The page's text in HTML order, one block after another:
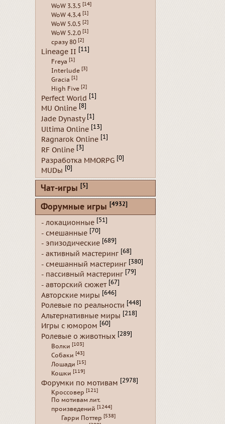
WoW 3.3.5 [14]
WoW 4.3.4 [1]
WoW 5.0.5 [2]
WoW 5.2.0 [1]
сразу 80 [2]
Lineage II [11]
Freya [1]
Interlude [3]
Gracia [1]
High Five [2]
Perfect World [1]
MU Online [8]
Jade Dynasty [1]
Ultima Online [13]
Ragnarok Online [1]
RF Online [3]
Разработка MMORPG [0]
MUDы [0]
Чат-игры [5]
Форумные игры [4932]
- локационные [51]
- смешанные [70]
- эпизодические [689]
- активный мастеринг [68]
- смешанный мастеринг [380]
- пассивный мастеринг [79]
- авторский сюжет [67]
Авторские миры [646]
Ролевые по реальности [448]
Альтернативные миры [218]
Игры с юмором [60]
Ролевые о животных [289]
Волки [103]
Собаки [43]
Лошади [15]
Кошки [119]
Форумки по мотивам [2978]
Кроссовер [121]
По мотивам лит.
произведений [1244]
Гарри Поттер [538]